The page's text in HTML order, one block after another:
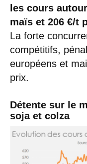
les cours
maïs et 206 €/t
La forte
compétitifs,
européens et
prix.
Détente sur le
soja et colza